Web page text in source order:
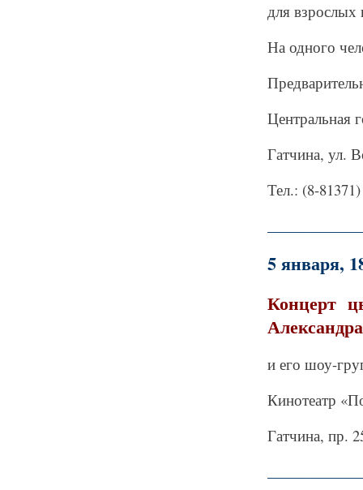
для взрослых
На одного
Центральная
Гатчина, ул.
Тел.: (8-
5 января,
Концерт
и его шоу-
Кинотеатр
Гатчина, пр.